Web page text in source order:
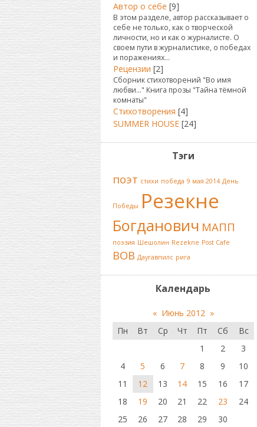
Автор о себе [9]
В этом разделе, автор рассказывает о
себе не только, как о творческой
личности, но и как о журналисте. О
своем пути в журналистике, о победах
и поражениях...
Рецензии [2]
Сборник стихотворений "Во имя
любви..." Книга прозы "Тайна тёмной
комнаты"
Стихотворения [4]
SUMMER HOUSE [24]
Тэги
поэт стихи победа 9 мая 2014 День
Победы Резекне
Богданович МАПП
поэзия Шешолин Rezekne Post Cafe
ВОВ Даугавпилс рига
Календарь
« Июнь 2012 »
Пн
Вт Ср Чт Пт Сб
Вс
1
2
3
4
5 6 7 8 9
10
11
12 13 14 15 16
17
18
19 20 21 22 23
24
25
26 27 28 29 30